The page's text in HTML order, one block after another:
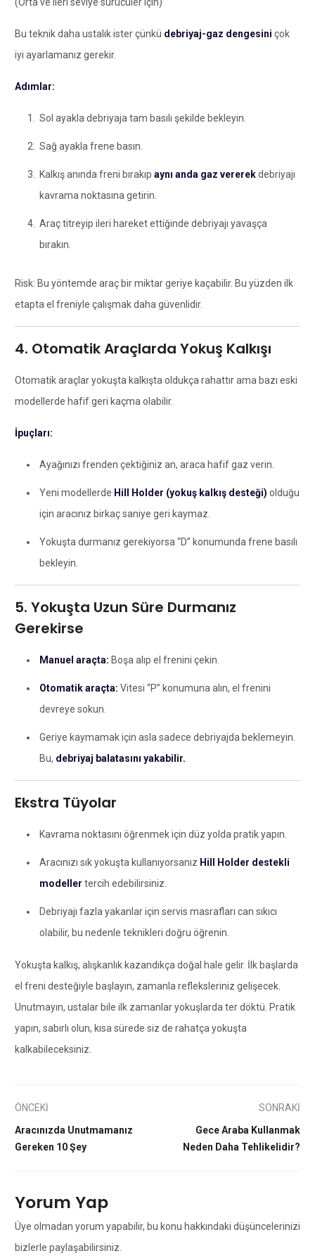
(Orta ve ileri seviye sürücüler için)
Bu teknik daha ustalık ister çünkü debriyaj-gaz dengesini çok
iyi ayarlamanız gerekir.
Adımlar:
Sol ayakla debriyaja tam basılı şekilde bekleyin.
Sağ ayakla frene basın.
Kalkış anında freni bırakıp aynı anda gaz vererekdebriyajı
kavrama noktasına getirin.
Araç titreyip ileri hareket ettiğinde debriyajı yavaşça
bırakın.
Risk: Bu yöntemde araç bir miktar geriye kaçabilir. Bu yüzden ilk
etapta el freniyle çalışmak daha güvenlidir.
4. Otomatik Araçlarda Yokuş Kalkışı
Otomatik araçlar yokuşta kalkışta oldukça rahattır ama bazı eski
modellerde hafif geri kaçma olabilir.
İpuçları:
Ayağınızı frenden çektiğiniz an, araca hafif gaz verin.
Yeni modellerde Hill Holder (yokuş kalkış desteği) olduğu
için aracınız birkaç saniye geri kaymaz.
Yokuşta durmanız gerekiyorsa “D” konumunda frene basılı
bekleyin.
5. Yokuşta Uzun Süre Durmanız
Gerekirse
Manuel araçta: Boşa alıp el frenini çekin.
Otomatik araçta: Vitesi “P” konumuna alın, el frenini
devreye sokun.
Geriye kaymamak için asla sadece debriyajda beklemeyin.
Bu, debriyaj balatasını yakabilir.
Ekstra Tüyolar
Kavrama noktasını öğrenmek için düz yolda pratik yapın.
Aracınızı sık yokuşta kullanıyorsanız Hill Holder destekli
modeller tercih edebilirsiniz.
Debriyajı fazla yakanlar için servis masrafları can sıkıcı
olabilir, bu nedenle teknikleri doğru öğrenin.
Yokuşta kalkış, alışkanlık kazandıkça doğal hale gelir. İlk başlarda
el freni desteğiyle başlayın, zamanla refleksleriniz gelişecek.
Unutmayın, ustalar bile ilk zamanlar yokuşlarda ter döktü. Pratik
yapın, sabırlı olun, kısa sürede siz de rahatça yokuşta
kalkabileceksiniz.
ÖNCEKİ
Aracınızda Unutmamanız
Gereken 10 Şey
SONRAKİ
Gece Araba Kullanmak
Neden Daha Tehlikelidir?
Yorum Yap
Üye olmadan yorum yapabilir, bu konu hakkındaki düşüncelerinizi
bizlerle paylaşabilirsiniz.